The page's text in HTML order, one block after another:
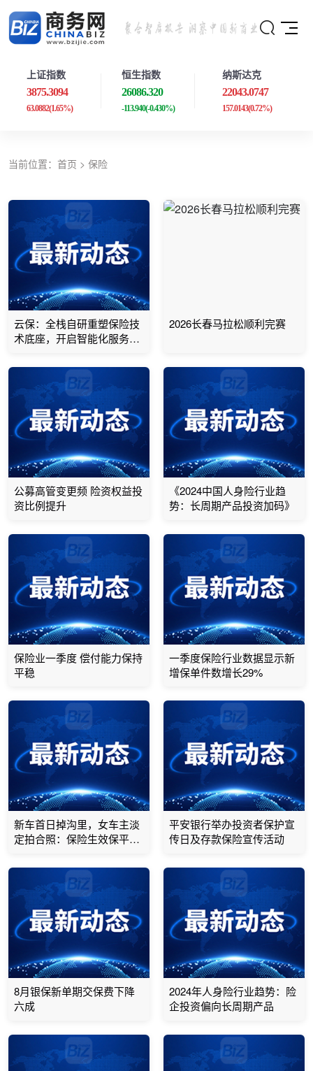
上证指数
3875.3094
63.0882(1.65%)
恒生指数
26086.320
-113.940(-0.430%)
纳斯达克
22043.0747
157.0143(0.72%)
当前位置： 首页 > 保险
云保：全栈自研重塑保险技
术底座，开启智能化服务新
2026长春马拉松顺利完赛
公募高管变更频 险资权益投
资比例提升
《2024中国人身险行业趋
势：长周期产品投资加码》
保险业一季度 偿付能力保持
平稳
一季度保险行业数据显示新
增保单件数增长29%
新车首日掉沟里，女车主淡
定拍合照：保险生效保平
平安银行举办投资者保护宣
传日及存款保险宣传活动
8月银保新单期交保费下降
六成
2024年人身险行业趋势：险
企投资偏向长周期产品